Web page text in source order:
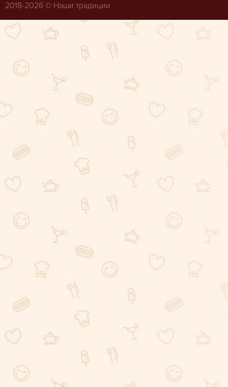
2018-2026 © Наши традиции